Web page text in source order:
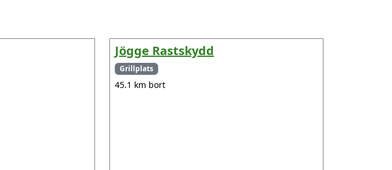
Jögge Rastskydd
Grillplats
45.1 km bort